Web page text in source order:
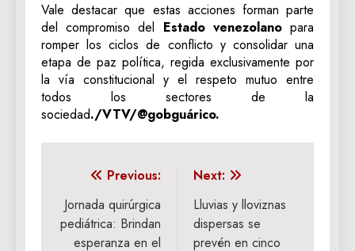
Vale destacar que estas acciones forman parte
del compromiso del Estado venezolanopara
romper los ciclos de conflicto y consolidar una
etapa de paz política, regida exclusivamente por
la vía constitucional y el respeto mutuo entre
todos los sectores de la
sociedad./VTV/@gobguárico.
Navegación
de
entradas
Previous:
Jornada quirúrgica
pediátrica: Brindan
esperanza en el
Next:
Lluvias y lloviznas
dispersas se
prevén en cinco